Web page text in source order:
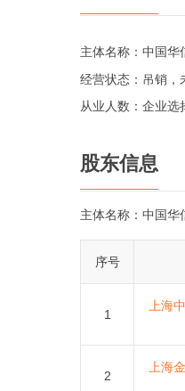
主体名称： 中国华
经营状态： 吊销，
从业人数： 企业选
股东信息
主体名称： 中国华
序号
1
上海
2
上海